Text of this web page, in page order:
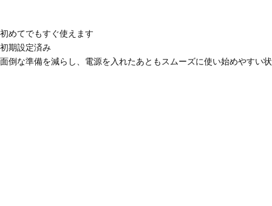
初めてでもすぐ使えます
初期設定済み
面倒な準備を減らし、電源を入れたあともスムーズに使い始めやすい